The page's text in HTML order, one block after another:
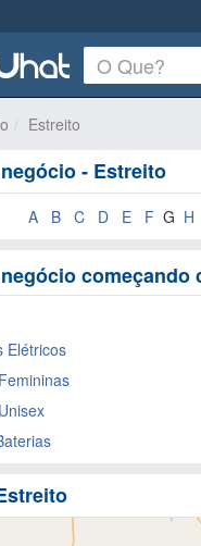
Estreito
- Estreito
A B C D E F G H
começando
Elétricos